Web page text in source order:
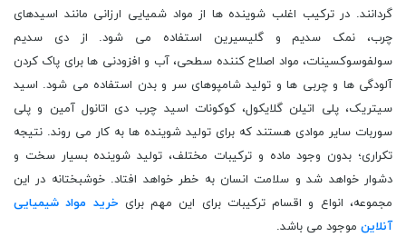
گردانند. در ترکیب اغلب شوینده ‌ها از مواد شمیایی ارزانی مانند اسیدهای
چرب، نمک سدیم و گلیسیرین استفاده می ‌شود. از دی سدیم
سولفوسوکسینات، مواد اصلاح کننده سطحی، آب و افزودنی ‌ها برای پاک کردن
آلودگی ‌ها و چربی ‌ها و تولید شامپوهای سر و بدن استفاده می‌ شود. اسید
سیتریک، پلی اتیلن گلایکول، کوکونات اسید چرب دی اتانول آمین و پلی
سوربات سایر موادی هستند که برای تولید شوینده ‌ها به کار می ‌روند. نتیجه
تکراری؛ بدون وجود ماده و ترکیبات مختلف، تولید شوینده بسیار سخت و
دشوار خواهد شد و سلامت انسان به خطر خواهد افتاد. خوشبختانه در این
مجموعه، انواع و اقسام ترکیبات برای این مهم برای خرید مواد شیمیایی
آنلاین موجود می باشد.